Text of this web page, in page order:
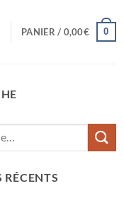
PANIER / 0,00€ 0
RÉCENTS